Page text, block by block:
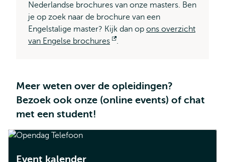
Nederlandse brochures van onze masters. Ben
je op zoek naar de brochure van een
Engelstalige master? Kijk dan op ons overzicht
van Engelse brochures
Opent
.
Meer weten over de opleidingen?
Bezoek ook onze (online events) of chat
met een student!
Event kalender